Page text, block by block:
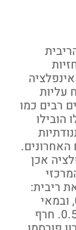
עליות
רבים כמו
הובילו
האחרונים.
אכן
ריבית:
במרץ עלתה הריבית ב-0.25%, ובמאי
נרשמה העלאה נוספת של 0.5%. חרף